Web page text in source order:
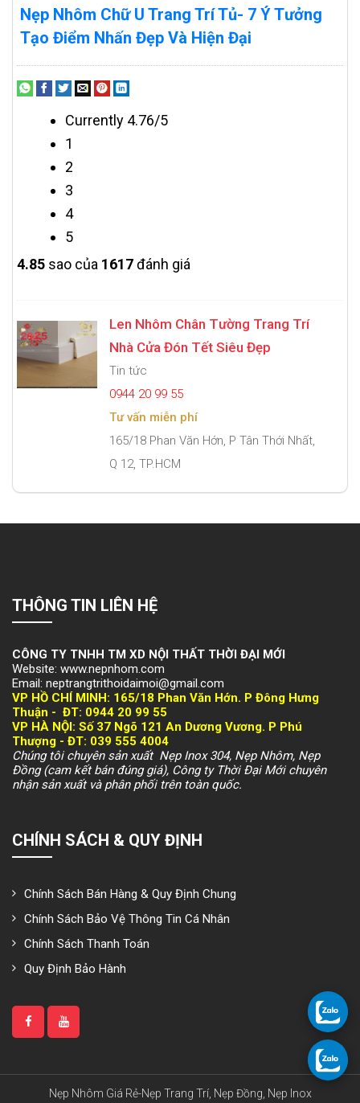
Nẹp Nhôm Chữ U Trang Trí Tủ- 7 Ý Tưởng
Tạo Điểm Nhấn Đẹp Và Hiện Đại
Currently 4.76/5
1
2
3
4
5
4.85 sao của 1617đánh giá
Len Nhôm Chân Tường Trang Trí
Nhà Cửa Đón Tết Siêu Đẹp
Tin tức
0944 20 99 55
Tư vấn miễn phí
165/18 Phan Văn Hớn, P Tân Thới Nhất,
Q 12, TP.HCM
THÔNG TIN LIÊN HỆ
CÔNG TY TNHH TM XD NỘI THẤT THỜI ĐẠI MỚI
Website: www.nepnhom.com
Email: neptrangtrithoidaimoi@gmail.com
VP HỒ CHÍ MINH: 165/18 Phan Văn Hớn. P Đông Hưng
Thuận - ĐT: 0944 20 99 55
VP HÀ NỘI: Số 37 Ngõ 121 An Dương Vương. P Phú
Thượng - ĐT: 039 555 4004
Chúng tôi chuyên sản xuất Nẹp Inox 304, Nẹp Nhôm, Nẹp
Đồng (cam kết bán đúng giá), Công ty Thời Đại Mới chuyên
nhận sản xuất và phân phối trên toàn quốc.
CHÍNH SÁCH & QUY ĐỊNH
Chính Sách Bán Hàng & Quy Định Chung
Chính Sách Bảo Vệ Thông Tin Cá Nhân
Chính Sách Thanh Toán
Quy Định Bảo Hành
Nẹp Nhôm Giá Rẻ-Nẹp Trang Trí, Nẹp Đồng, Nẹp Inox